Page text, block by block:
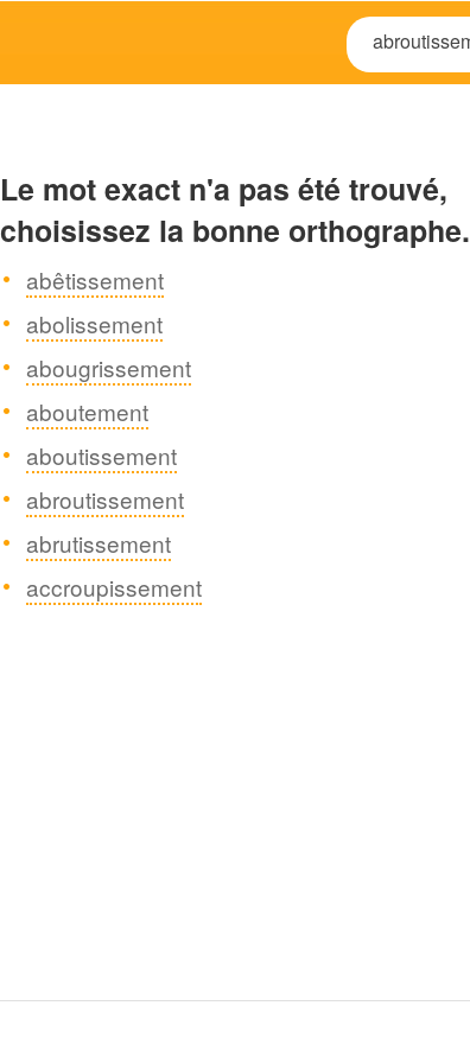
Le mot exact n'a pas été trouvé,
choisissez la bonne orthographe.
abêtissement
abolissement
abougrissement
aboutement
aboutissement
abroutissement
abrutissement
accroupissement